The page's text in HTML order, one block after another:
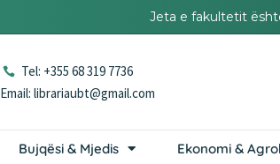
Jeta e fakultetit
Tel: +355 68 319 7736
Email: librariaubt@gmail.com
Bujqësi & Mjedis Ekonomi &